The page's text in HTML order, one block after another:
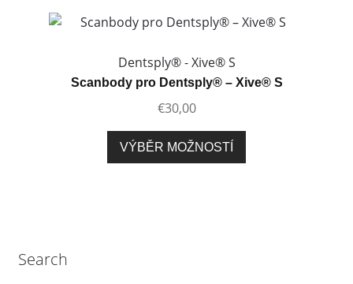
variant.
vybrat
produktu
Dentsply® - Xive® S
Scanbody pro Dentsply® – Xive® S
€30,00
VÝBĚR MOŽNOSTÍ
produkt
Search